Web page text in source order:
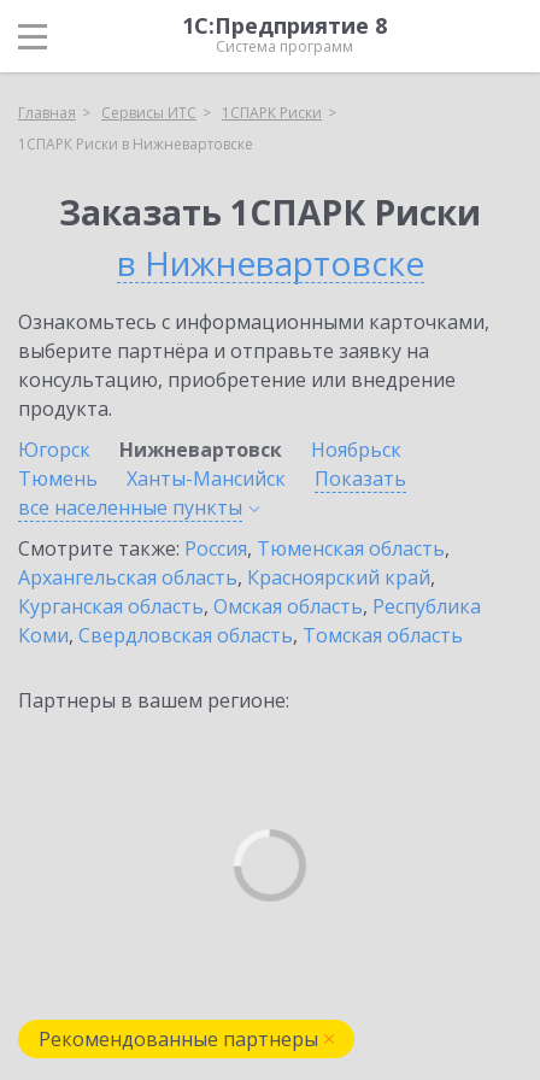
1С:Предприятие 8
Система программ
Главная Сервисы ИТС
1СПАРК Риски
1СПАРК Риски в Нижневартовске
Заказать 1СПАРК Риски
в Нижневартовске
Ознакомьтесь с информационными карточками,
выберите партнёра и отправьте заявку на
консультацию, приобретение или внедрение
продукта.
Югорск
Нижневартовск
Ноябрьск
Тюмень
Ханты-Мансийск
Показать
все населенные пункты
Смотрите также: Россия, Тюменская область,
Архангельская область, Красноярский край,
Курганская область, Омская область, Республика
Коми, Свердловская область, Томская область
Партнеры в вашем регионе:
Рекомендованные партнеры